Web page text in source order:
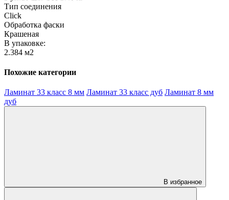
Тип соединения
Click
Обработка фаски
Крашеная
В упаковке:
2.384 м2
Похожие категории
Ламинат 33 класс 8 мм Ламинат 33 класс дуб Ламинат 8 мм
дуб
В избранное